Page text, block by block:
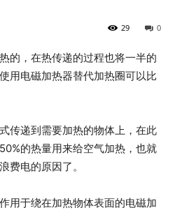
0
29
的，在热传递的过程也将一半的
用电磁加热器替代加热圈可以比
传递到需要加热的物体上，在此
的热量用来给空气加热，也就
费电的原因了。
用于绕在加热物体表面的电磁加